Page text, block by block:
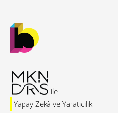
Yapay Zekâ ve Yaratıcılık